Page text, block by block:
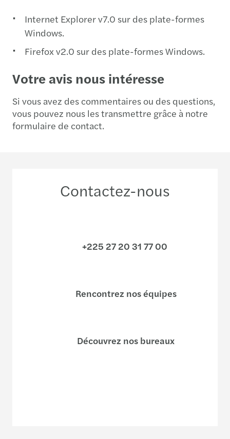
Internet Explorer v7.0 sur des plate-formes
Windows.
Firefox v2.0 sur des plate-formes Windows.
Votre avis nous intéresse
Si vous avez des commentaires ou des questions,
vous pouvez nous les transmettre grâce à notre
formulaire de contact.
Contactez-nous
+225 27 20 31 77 00
Rencontrez nos équipes
Découvrez nos bureaux